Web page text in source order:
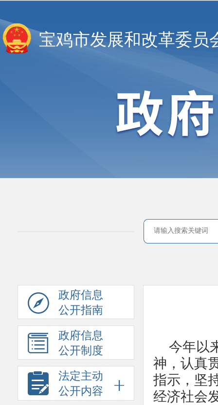
宝鸡市发展和改革委员
政府信息
公开指南
政府信息
公开制度
法定主动
公开内容
今年以
神，认真
指示，坚
经济社会